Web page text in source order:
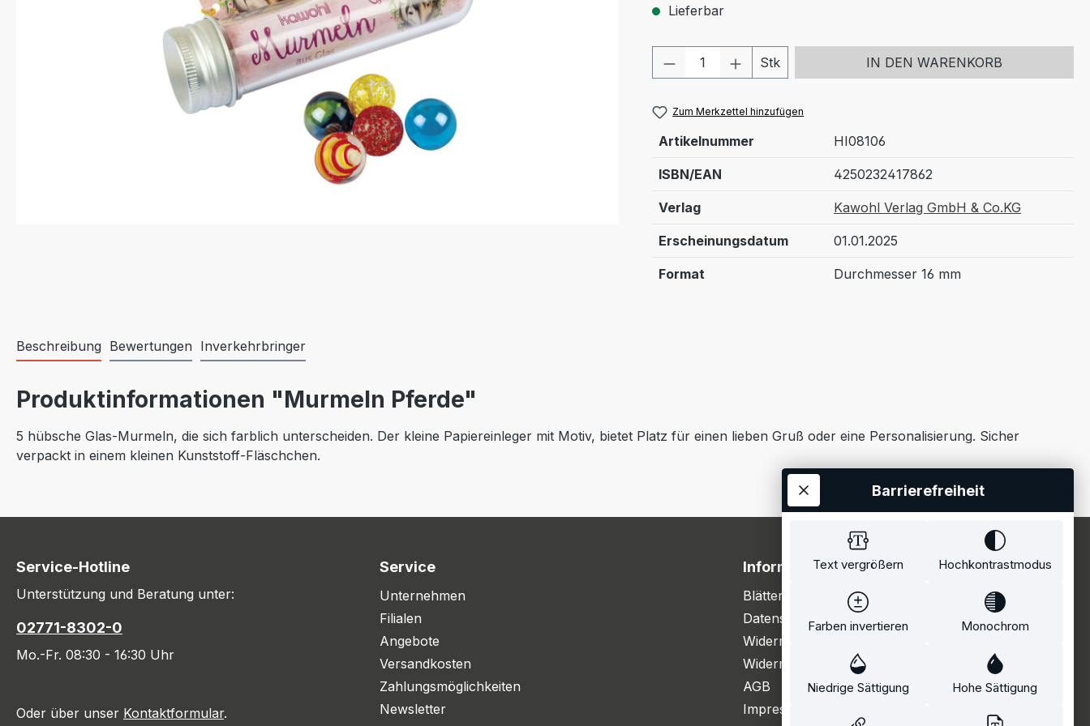
Lieferbar
Produkt Anzahl: Gib den gewünschten Wert
Stk IN DEN WARENKORB
Zum Merkzettel hinzufügen
Artikelnummer HI08106
ISBN/EAN 4250232417862
Verlag Kawohl Verlag GmbH & Co.KG
Erscheinungsdatum 01.01.2025
Format Durchmesser 16 mm
Beschreibung Bewertungen Inverkehrbringer
Produktinformationen "Murmeln Pferde"
5 hübsche Glas-Murmeln, die sich farblich unterscheiden. Der kleine Papiereinleger mit Motiv, bietet Platz für einen lieben Gruß oder eine Personalisierung. Sicher
verpackt in einem kleinen Kunststoff-Fläschchen.
Service-Hotline
Unterstützung und Beratung unter:
02771-8302-0
Mo.-Fr. 08:30 - 16:30 Uhr
Oder über unser Kontaktformular.
Service
Unternehmen
Filialen
Angebote
Versandkosten
Zahlungsmöglichkeiten
Newsletter
Information
Blätterkatalog
Datenschutzerklärung
Widerrufsbelehrung
Widerrufsformular
AGB
Impressum
Text vergrößern Hochkontrastmodus
Farben invertieren Monochrom
Niedrige Sättigung Hohe Sättigung
Barrierefreiheit